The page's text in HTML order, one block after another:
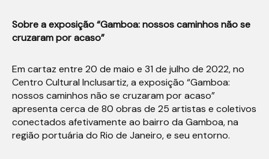
Sobre a exposição “Gamboa: nossos caminhos não se
cruzaram por acaso”
Em cartaz entre 20 de maio e 31 de julho de 2022, no
Centro Cultural Inclusartiz, a exposição “Gamboa:
nossos caminhos não se cruzaram por acaso”
apresenta cerca de 80 obras de 25 artistas e coletivos
conectados afetivamente ao bairro da Gamboa, na
região portuária do Rio de Janeiro, e seu entorno.